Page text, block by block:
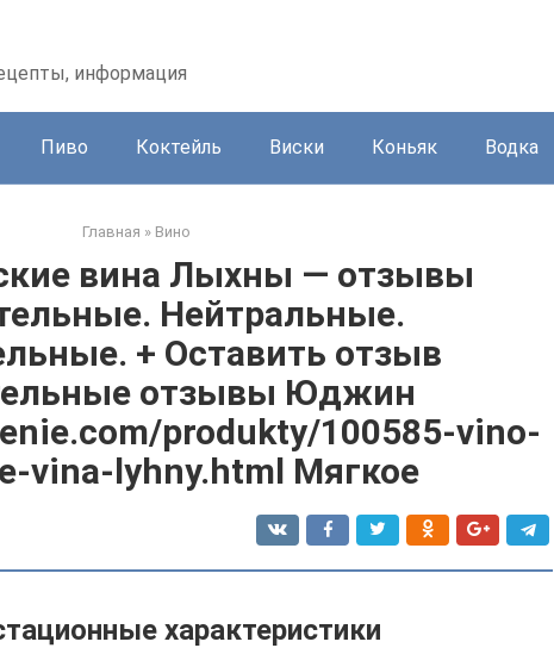
информация
Пиво Коктейль Виски Коньяк Водка
Главная » Вино
вина Лыхны — отзывы
Нейтральные.
+ Оставить отзыв
отзывы Юджин
produkty/100585-vino-
vina-lyhny.html Мягкое
характеристики